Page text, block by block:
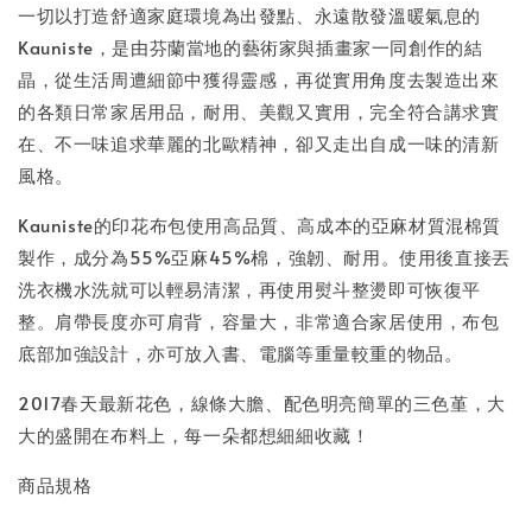
一切以打造舒適家庭環境為出發點、永遠散發溫暖氣息的
Kauniste，是由芬蘭當地的藝術家與插畫家一同創作的結
晶，從生活周遭細節中獲得靈感，再從實用角度去製造出來
的各類日常家居用品，耐用、美觀又實用，完全符合講求實
在、不一味追求華麗的北歐精神，卻又走出自成一味的清新
風格。
Kauniste的印花布包使用高品質、高成本的亞麻材質混棉質
製作，成分為55%亞麻45%棉，強韌、耐用。使用後直接丟
洗衣機水洗就可以輕易清潔，再使用熨斗整燙即可恢復平
整。肩帶長度亦可肩背，容量大，非常適合家居使用，布包
底部加強設計，亦可放入書、電腦等重量較重的物品。
2017春天最新花色，線條大膽、配色明亮簡單的三色堇，大
大的盛開在布料上，每一朵都想細細收藏！
商品規格